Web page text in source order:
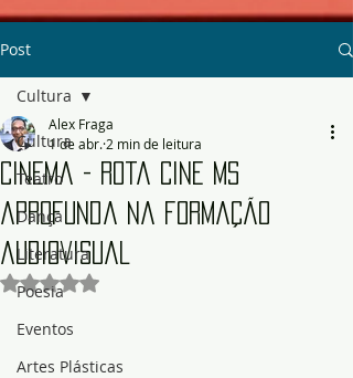
Post
Cultura
Teatro
Dança
Literatura
Poesia
Eventos
Artes Plásticas
Cultura
Cinema - Rota Cine MS
aprofunda na formação
audiovisual
Alex Fraga
1 de abr. 2 min de leitura
Avaliado com NaN de 5 estrelas.